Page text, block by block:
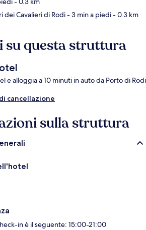
dei Cavalieri di Rodi- 3 min a piedi- 0.3 km
questa struttura
e alloggia a 10 minuti in auto da Porto di Rodi
cancellazione
sulla struttura
in è il seguente: 15:00-21:00